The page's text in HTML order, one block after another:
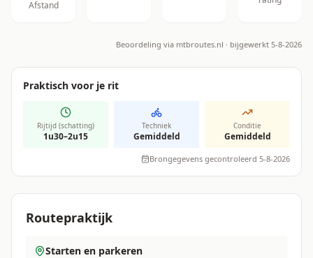
Afstand
Beoordeling via mtbroutes.nl · bijgewerkt 5-8-2026
Praktisch voor je rit
Rijtijd (schatting)
1u30–2u15
Techniek
Gemiddeld
Conditie
Gemiddeld
Brongegevens gecontroleerd 5-8-2026
Routepraktijk
Starten en parkeren